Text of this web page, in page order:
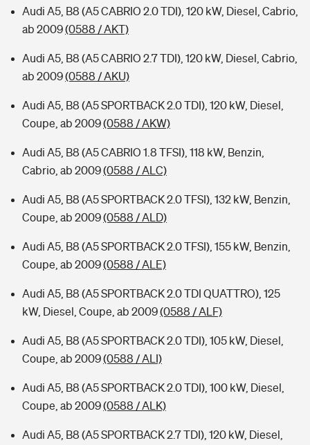
Audi A5, B8 (A5 CABRIO 2.0 TDI), 120 kW, Diesel, Cabrio,
ab 2009(0588 / AKT)
Audi A5, B8 (A5 CABRIO 2.7 TDI), 120 kW, Diesel, Cabrio,
ab 2009(0588 / AKU)
Audi A5, B8 (A5 SPORTBACK 2.0 TDI), 120 kW, Diesel,
Coupe, ab 2009(0588 / AKW)
Audi A5, B8 (A5 CABRIO 1.8 TFSI), 118 kW, Benzin,
Cabrio, ab 2009(0588 / ALC)
Audi A5, B8 (A5 SPORTBACK 2.0 TFSI), 132 kW, Benzin,
Coupe, ab 2009(0588 / ALD)
Audi A5, B8 (A5 SPORTBACK 2.0 TFSI), 155 kW, Benzin,
Coupe, ab 2009(0588 / ALE)
Audi A5, B8 (A5 SPORTBACK 2.0 TDI QUATTRO), 125
kW, Diesel, Coupe, ab 2009(0588 / ALF)
Audi A5, B8 (A5 SPORTBACK 2.0 TDI), 105 kW, Diesel,
Coupe, ab 2009(0588 / ALI)
Audi A5, B8 (A5 SPORTBACK 2.0 TDI), 100 kW, Diesel,
Coupe, ab 2009(0588 / ALK)
Audi A5, B8 (A5 SPORTBACK 2.7 TDI), 120 kW, Diesel,